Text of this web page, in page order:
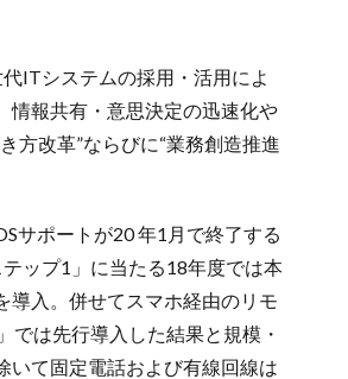
ITシステムの採用・活用によ
情報共有・意思決定の迅速化や
方改革”ならびに“業務創造推進
サポートが20 年1月で終了する
ップ1」に当たる18年度では本
導入。併せてスマホ経由のリモ
は先行導入した結果と規模・
いて固定電話および有線回線は